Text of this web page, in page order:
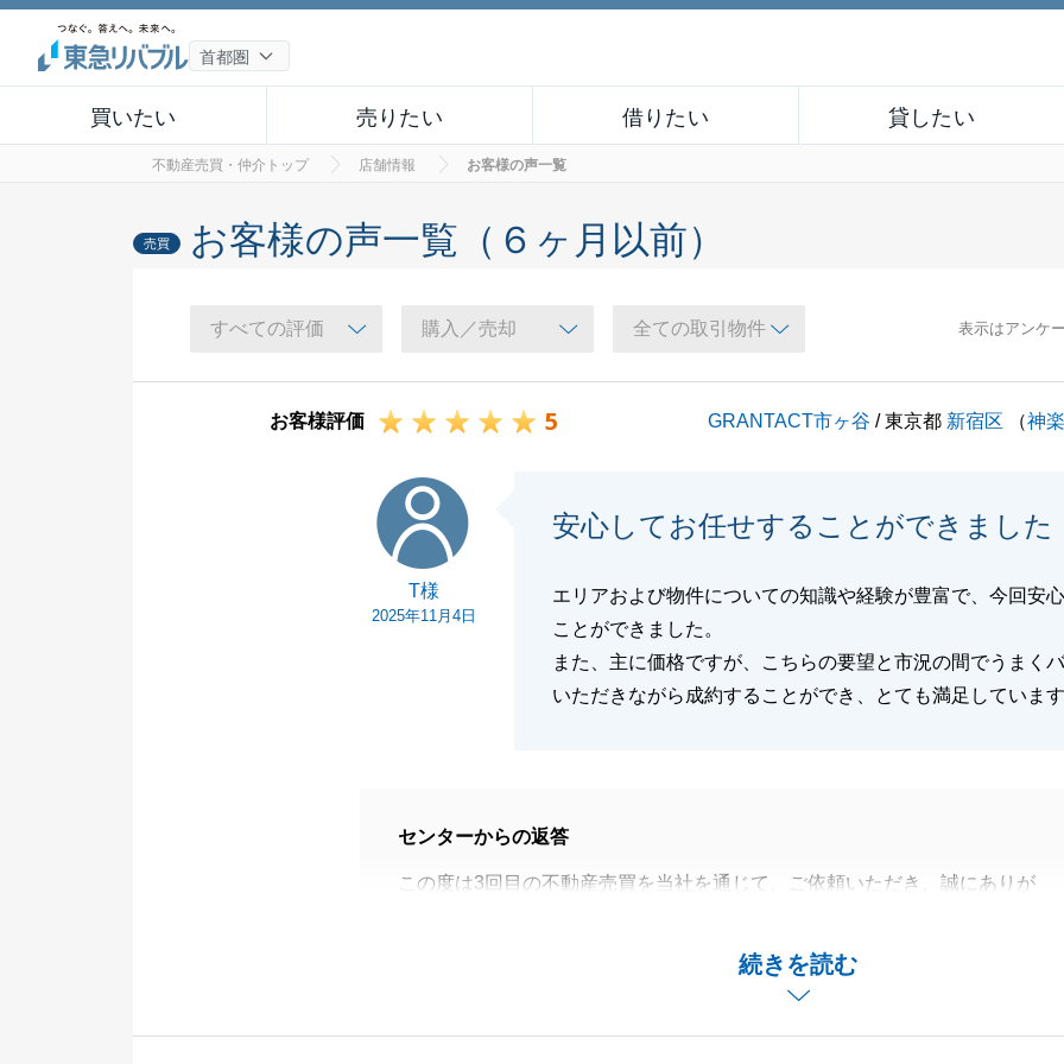
買いたい 売りたい 借りたい 貸したい
不動産売買・仲介トップ 店舗情報 お客様の声一覧
売買 お客様の声一覧（６ヶ月以前）
表示はアンケ
お客様評価 5 GRANTACT市ヶ谷/ 東京都 新宿区 （神
T様
2025年11月4日
安心してお任せすることができました
エリアおよび物件についての知識や経験が豊富で、今回安
ことができました。
また、主に価格ですが、こちらの要望と市況の間でうまく
いただきながら成約することができ、とても満足していま
続きを読む
センターからの返答
この度は3回目の不動産売買を当社を通じて、ご依頼いただき、誠にありが
今回はご遠方よりご契約・ご決済（お引渡し）のタイミングでお越しいただ
き、スムーズなお取引にご協力を賜りましたこと、御礼申し上げます。